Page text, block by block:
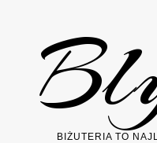
BIŻUTERIA TO